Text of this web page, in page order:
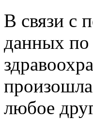
В связи с
данных по
любое